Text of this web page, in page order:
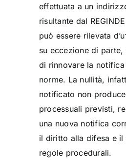
effettuata a un
risultante dal
può essere rilevata
su eccezione di
di rinnovare la
norme. La nullità,
notificato non
processuali previsti,
una nuova notifica
il diritto alla difesa e il
regole procedurali.